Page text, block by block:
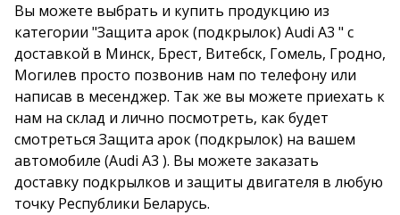
Вы можете выбрать и купить продукцию из
категории "Защита арок (подкрылок) Audi A3 " с
доставкой в Минск, Брест, Витебск, Гомель, Гродно,
Могилев просто позвонив нам по телефону или
написав в месенджер. Так же вы можете приехать к
нам на склад и лично посмотреть, как будет
смотреться Защита арок (подкрылок) на вашем
автомобиле (Audi A3 ). Вы можете заказать
доставку подкрылков и защиты двигателя в любую
точку Республики Беларусь.